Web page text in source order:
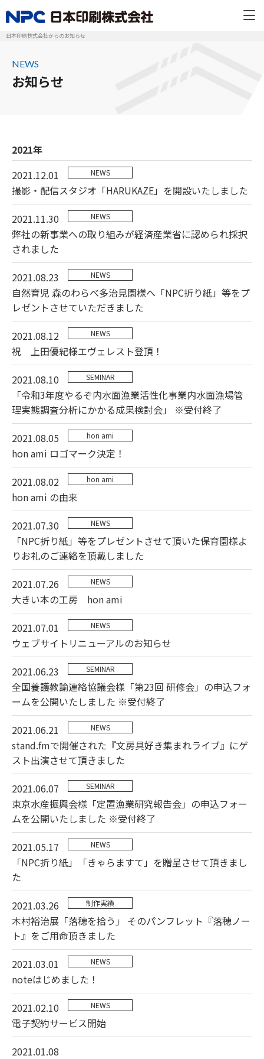
日本印刷株式会社からのお知らせ
NEWS
お知らせ
2021年
2021.12.01
NEWS
撮影・配信スタジオ「HARUKAZE」を開設いたしました
2021.11.30
NEWS
弊社の新事業への取り組みが経済産業省に認められ採択
されました
2021.08.23
NEWS
自然育児 森のわらべ多治見園様へ「NPC折り紙」等をプ
レゼントさせていただきました
2021.08.12
NEWS
祝 上田優紀様エヴェレスト登頂！
2021.08.10
SEMINAR
「令和3年度やるぞ内水面漁業活性化事業内水面漁場管
理実態調査分析にかかる成果検討会」 ※受付終了
2021.08.05
hon ami
hon ami ロゴマーク決定！
2021.08.02
hon ami
hon ami の由来
2021.07.30
NEWS
「NPC折り紙」等をプレゼントさせて頂いた保育園様よ
りお礼のご連絡を頂戴しました
2021.07.26
NEWS
大きい本の工房 hon ami
2021.07.01
NEWS
ウェブサイトリニューアルのお知らせ
2021.06.23
SEMINAR
全国養護教諭連絡協議会様「第23回 研修会」の申込フォ
ームを公開いたしました ※受付終了
2021.06.21
NEWS
stand.fmで開催された『文房具好き集まれライブ』にゲ
スト出演させて頂きました
2021.06.07
SEMINAR
東京水産振興会様「定置漁業研究報告会」の申込フォー
ムを公開いたしました ※受付終了
2021.05.17
NEWS
「NPC折り紙」「きゃらますて」を贈呈させて頂きまし
た
2021.03.26
制作実績
木村裕治展「落穂を拾う」 そのパンフレット『落穂ノー
ト』をご用命頂きました
2021.03.01
NEWS
noteはじめました！
2021.02.10
NEWS
電子契約サービス開始
2021.01.08